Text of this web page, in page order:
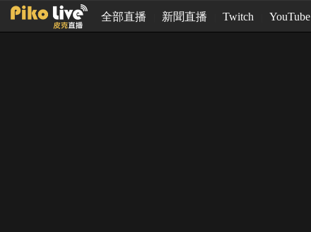
全部直播 新聞直播 Twitch YouTube